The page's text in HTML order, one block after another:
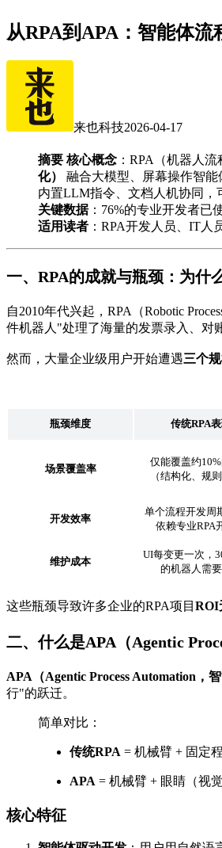
从RPA到APA：智能体
来也科技2026-04-17
摘要 核心概念 ：RPA（机器人
化）
融合大模型、屏幕操作智能
内置LLM指令、文档人机协同，
关键数据：76%的专业开发者已
适用读者 ：RPA开发人员、IT人
一、RPA的成就与瓶颈：为什
自2010年代兴起，RPA（Robotic
件机器人"处理了海量的发票录入、对
然而，大量企业级用户开始遭遇三个
瓶颈维度 传统RPA
场景覆盖率
仅能覆盖约
（结构化、规则
开发效率
单个流程开发周
依赖专业RPA
维护成本
UI每变更一次，
的机器人需
这些瓶颈导致许多企业的RPA项目 ROI
二、什么是APA（Agentic
APA（Agentic Process Automation，
行"的跃迁。
简单对比：
传统RPA = 机械臂 + 固定
APA = 机械臂 + 眼睛（视
核心特征